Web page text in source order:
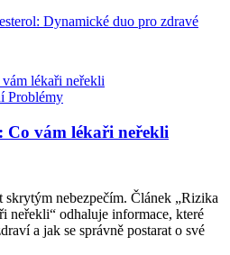
Dynamické duo pro zdravé
Problémy
Co vám lékaři neřekli
nebezpečím. Článek „Rizika
neřekli“ odhaluje informace, které
a jak se správně postarat o své